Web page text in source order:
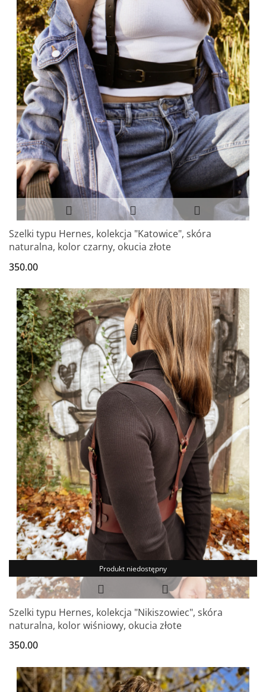
Szelki typu Hernes, kolekcja "Katowice", skóra
naturalna, kolor czarny, okucia złote
350.00
Produkt niedostępny
Szelki typu Hernes, kolekcja "Nikiszowiec", skóra
naturalna, kolor wiśniowy, okucia złote
350.00